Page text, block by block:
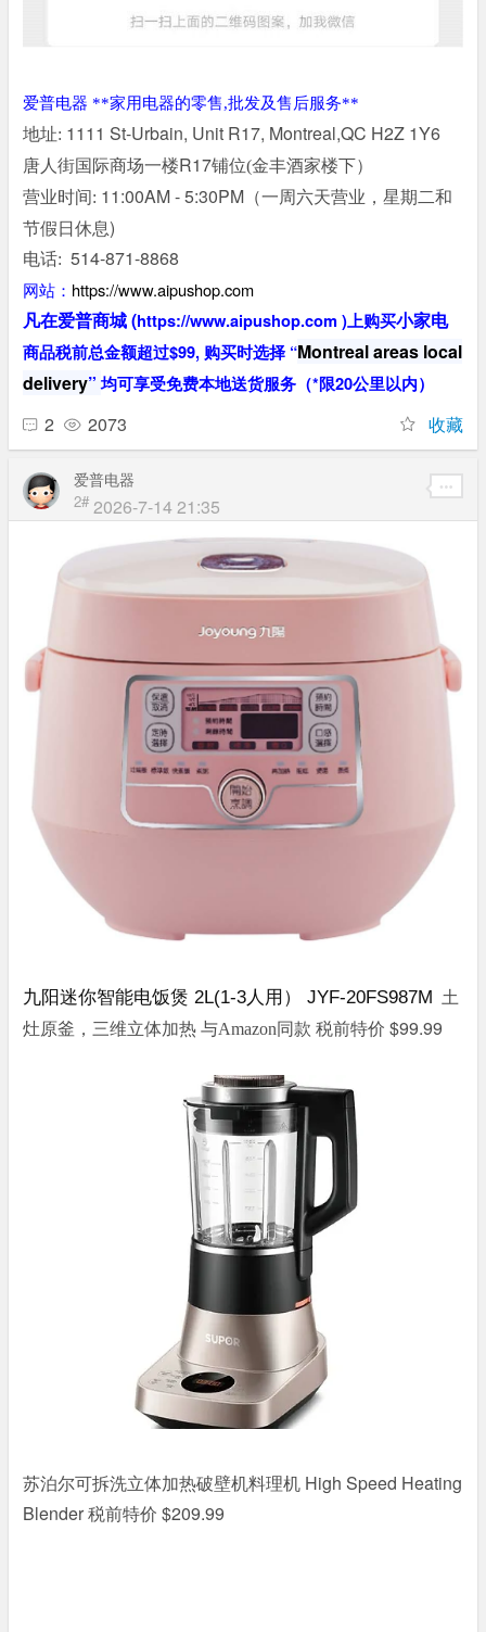
爱普电器 **家用电器的零售,批发及售后服务**
地址: 1111 St-Urbain, Unit R17, Montreal,QC H2Z 1Y6
唐人街国际商场一楼R17铺位(金丰酒家楼下）
营业时间: 11:00AM - 5:30PM（一周六天营业，星期二和
节假日休息)
电话: 514-871-8868
网站： https://www.aipushop.com
凡在爱普商城 (https://www.aipushop.com )上购买小家电
商品税前总金额超过$99, 购买时选择 “Montreal areas local
delivery”均可享受免费本地送货服务（*限20公里以内）
2 2073 收藏
爱普电器
2# 2026-7-14 21:35
九阳迷你智能电饭煲 2L(1-3人用） JYF-20FS987M 土
灶原釜，三维立体加热 与Amazon同款 税前特价 $99.99
苏泊尔可拆洗立体加热破壁机料理机 High Speed Heating
Blender 税前特价 $209.99